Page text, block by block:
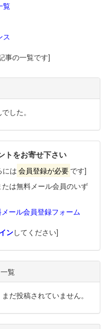
覧
ス
事の一覧です]
した。
トをお寄せ下さい
には 会員登録が必要 です]
は無料メール会員のいず
ール会員登録フォーム
ンしてください]
覧
だ投稿されていません。